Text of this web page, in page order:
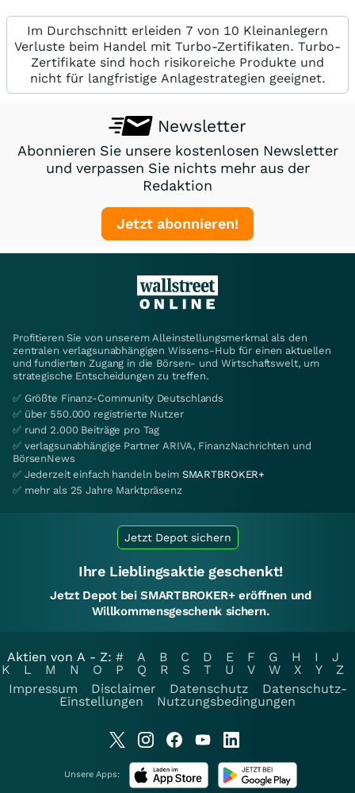
Im Durchschnitt erleiden 7 von 10 Kleinanlegern
Verluste beim Handel mit Turbo-Zertifikaten. Turbo-
Zertifikate sind hoch risikoreiche Produkte und
nicht für langfristige Anlagestrategien geeignet.
Newsletter
Abonnieren Sie unsere kostenlosen Newsletter
und verpassen Sie nichts mehr aus der
Redaktion
Jetzt abonnieren!
Profitieren Sie von unserem Alleinstellungsmerkmal als den
zentralen verlagsunabhängigen Wissens-Hub für einen aktuellen
und fundierten Zugang in die Börsen- und Wirtschaftswelt, um
strategische Entscheidungen zu treffen.
✅ Größte Finanz-Community Deutschlands
✅ über 550.000 registrierte Nutzer
✅ rund 2.000 Beiträge pro Tag
✅ verlagsunabhängige Partner ARIVA, FinanzNachrichten und
BörsenNews
✅ Jederzeit einfach handeln beim SMARTBROKER+
✅ mehr als 25 Jahre Marktpräsenz
Jetzt Depot sichern
Ihre Lieblingsaktie geschenkt!
Jetzt Depot bei SMARTBROKER+ eröffnen und
Willkommensgeschenk sichern.
Aktien von A - Z: # A B C D E F G H I
J
K
L M N O P Q R S T U V W X Y
Z
Impressum
Disclaimer Datenschutz
Datenschutz-
Einstellungen
Nutzungsbedingungen
Unsere Apps: